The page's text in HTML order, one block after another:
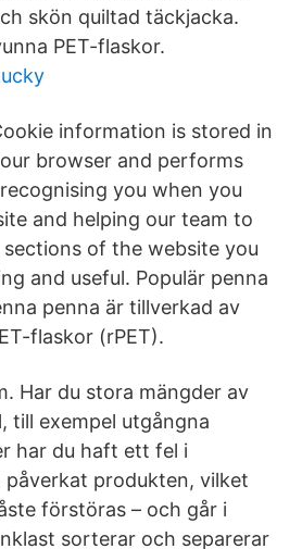
skön quiltad täckjacka.
PET-flaskor.
information is stored in
browser and performs
you when you
and helping our team to
of the website you
and useful. Populär penna
penna är tillverkad av
flaskor (rPET).
Har du stora mängder av
till exempel utgångna
har du haft ett fel i
produkten, vilket
förstöras – och går i
sorterar och separerar